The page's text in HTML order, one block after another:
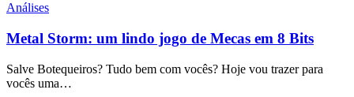
Análises
Metal Storm: um lindo jogo de Mecas em 8 Bits
Salve Botequeiros? Tudo bem com vocês? Hoje vou trazer para
vocês uma…